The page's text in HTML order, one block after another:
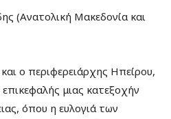
(Ανατολική Μακεδονία και
ο περιφερειάρχης Ηπείρου,
μιας κατεξοχήν
όπου η ευλογιά των